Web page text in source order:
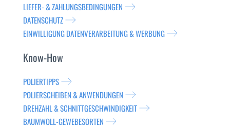
LIEFER- & ZAHLUNGSBEDINGUNGEN
DATENSCHUTZ
EINWILLIGUNG DATENVERARBEITUNG & WERBUNG
Know-How
POLIERTIPPS
POLIERSCHEIBEN & ANWENDUNGEN
DREHZAHL & SCHNITTGESCHWINDIGKEIT
BAUMWOLL-GEWEBESORTEN